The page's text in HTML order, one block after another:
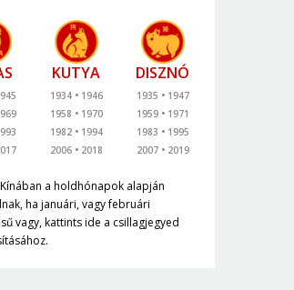
KUTYA
1934
1946
1958
1970
1982
1994
2006
2018
DISZNÓ
1935
1947
1959
1971
1983
1995
2007
2019
a holdhónapok alapján
ha januári, vagy februári
vagy, kattints ide a csillagjegyed